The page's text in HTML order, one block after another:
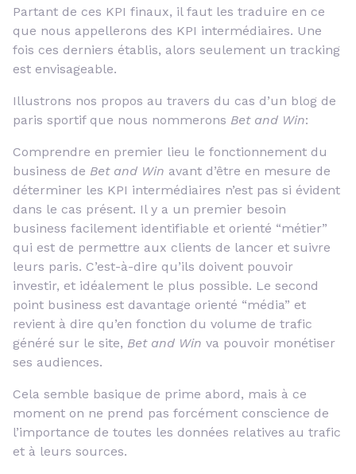
Partant de ces KPI finaux, il faut les traduire en ce
que nous appellerons des KPI intermédiaires. Une
fois ces derniers établis, alors seulement un tracking
est envisageable.
Illustrons nos propos au travers du cas d’un blog de
paris sportif que nous nommerons Bet and Win:
Comprendre en premier lieu le fonctionnement du
business de Bet and Win avant d’être en mesure de
déterminer les KPI intermédiaires n’est pas si évident
dans le cas présent. Il y a un premier besoin
business facilement identifiable et orienté “métier”
qui est de permettre aux clients de lancer et suivre
leurs paris. C’est-à-dire qu’ils doivent pouvoir
investir, et idéalement le plus possible. Le second
point business est davantage orienté “média” et
revient à dire qu’en fonction du volume de trafic
généré sur le site, Bet and Win va pouvoir monétiser
ses audiences.
Cela semble basique de prime abord, mais à ce
moment on ne prend pas forcément conscience de
l’importance de toutes les données relatives au trafic
et à leurs sources.